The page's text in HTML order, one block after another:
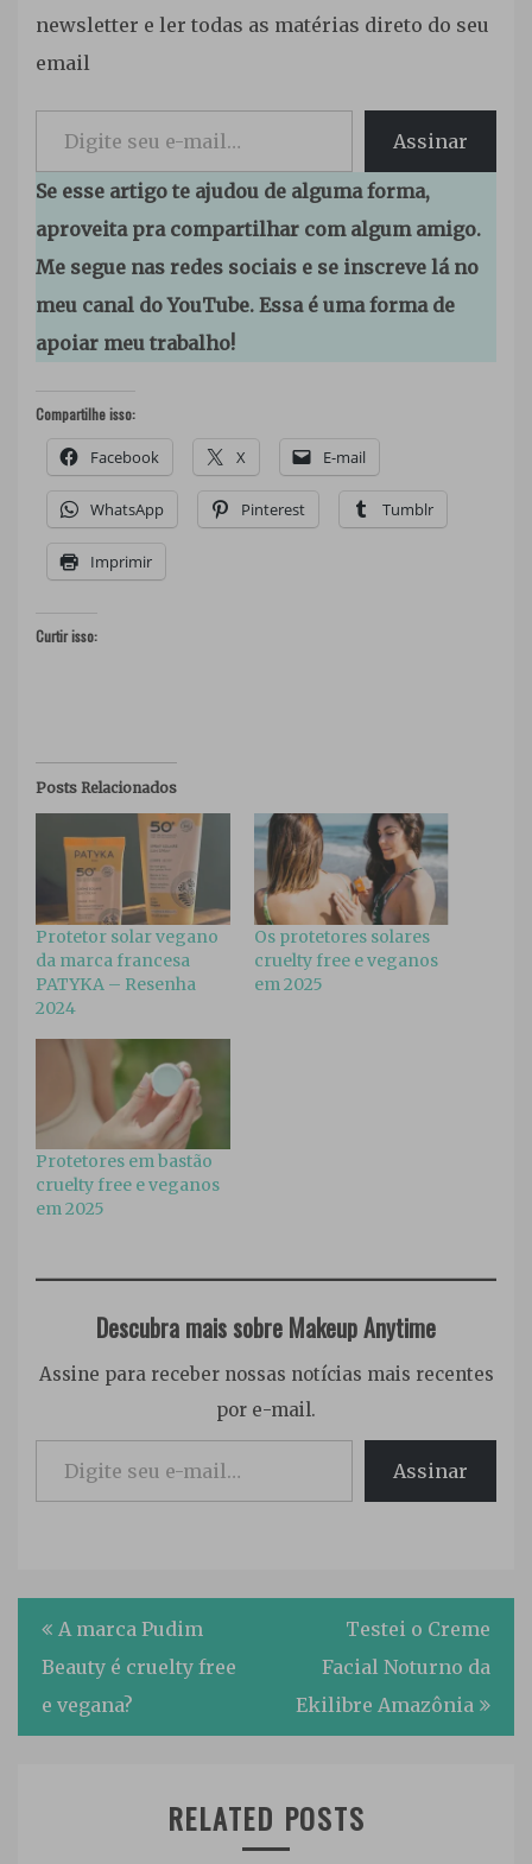
newsletter e ler todas as matérias direto do seu
email
Digite seu e-mail…
Assinar
Se esse artigo te ajudou de alguma forma,
aproveita pra compartilhar com algum amigo.
Me segue nas redes sociais e se inscreve lá no
meu canal do YouTube. Essa é uma forma de
apoiar meu trabalho!
Compartilhe isso:
Facebook X E-mail
WhatsApp Pinterest Tumblr
Imprimir
Curtir isso:
Posts Relacionados
Protetor solar vegano
da marca francesa
PATYKA – Resenha
2024
Os protetores solares
cruelty free e veganos
em 2025
Protetores em bastão
cruelty free e veganos
em 2025
Descubra mais sobre Makeup Anytime
Assine para receber nossas notícias mais recentes
por e-mail.
Digite seu e-mail…
Assinar
Navegação
Post
A marca Pudim
Beauty é cruelty free
e vegana?
Testei o Creme
Facial Noturno da
Ekilibre Amazônia
RELATED POSTS